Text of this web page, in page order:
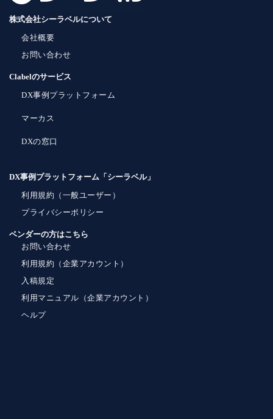
株式会社シーラベルについて
会社概要
お問い合わせ
Clabelのサービス
DX事例プラットフォーム
マーカス
DXの窓口
DX事例プラットフォーム「シーラベル」
利用規約（一般ユーザー）
プライバシーポリシー
ベンダーの方はこちら
お問い合わせ
利用規約（企業アカウント）
入稿規定
利用マニュアル（企業アカウント）
ヘルプ